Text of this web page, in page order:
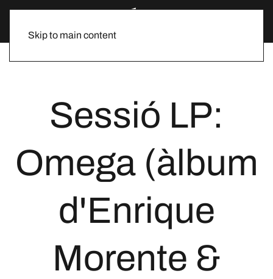
Skip to main content
Sessió LP:
Omega (àlbum
d'Enrique
Morente &